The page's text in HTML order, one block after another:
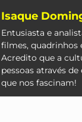
Isaque
Entusiasta e
filmes, quadrinhos
Acredito que a
pessoas através
que nos fascinam!